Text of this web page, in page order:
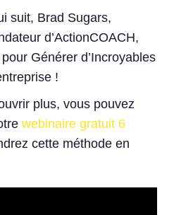
suit, Brad Sugars,
d’ActionCOACH,
Générer d’Incroyables
!
plus, vous pouvez
webinaire gratuit 6
cette méthode en